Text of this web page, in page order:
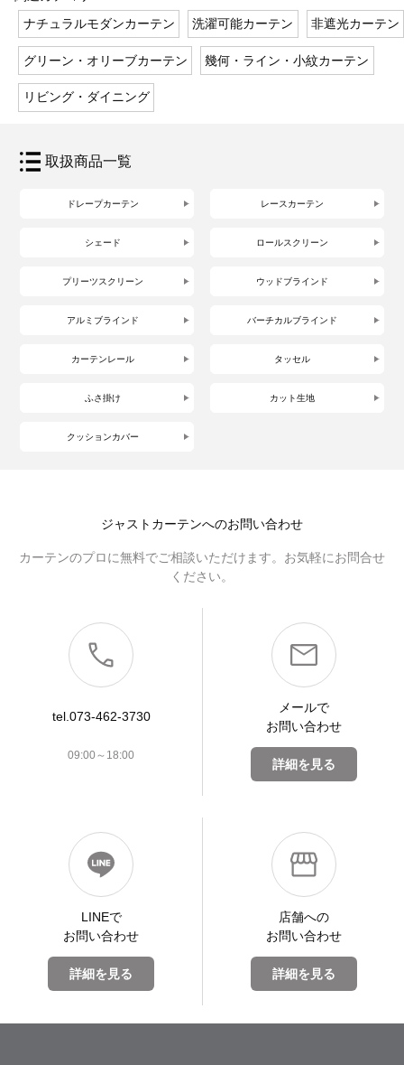
ナチュラルモダンカーテン
洗濯可能カーテン 非遮光カーテン
グリーン・オリーブカーテン 幾何・ライン・小紋カーテン
リビング・ダイニング
取扱商品一覧
ドレープカーテン レースカーテン
シェード ロールスクリーン
プリーツスクリーン ウッドブラインド
アルミブラインド バーチカルブラインド
カーテンレール タッセル
ふさ掛け カット生地
クッションカバー
ジャストカーテンへのお問い合わせ
カーテンのプロに無料でご相談いただけます。お気軽にお問合せ
ください。
tel.073-462-3730
09:00～18:00
メールで
お問い合わせ
詳細を見る
LINEで
お問い合わせ
詳細を見る
店舗への
お問い合わせ
詳細を見る